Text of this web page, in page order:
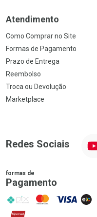
Atendimento
Como Comprar no Site
Formas de Pagamento
Prazo de Entrega
Reembolso
Troca ou Devolução
Marketplace
Redes Sociais
formas de
Pagamento
PIX MasterCard
VISA ELO
Hipercard